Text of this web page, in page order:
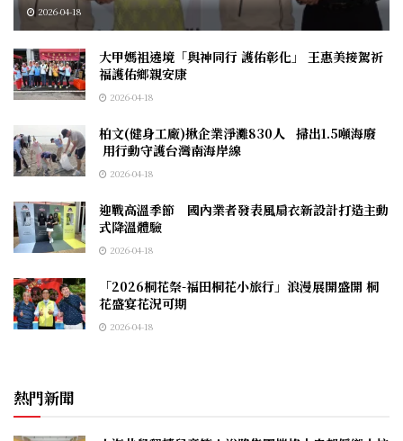
2026-04-18
大甲媽祖遶境「與神同行 護佑彰化」 王惠美接駕祈
福護佑鄉親安康
2026-04-18
柏文(健身工廠)揪企業淨灘830人 掃出1.5噸海廢
用行動守護台灣南海岸線
2026-04-18
迎戰高溫季節 國內業者發表風扇衣新設計打造主動
式降溫體驗
2026-04-18
「2026桐花祭-福田桐花小旅行」浪漫展開盛開 桐
花盛宴花況可期
2026-04-18
熱門新聞